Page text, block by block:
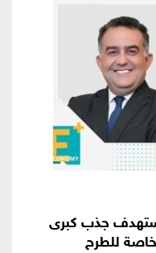
جذب كبرى
للطرح